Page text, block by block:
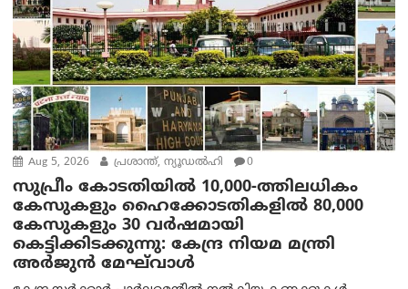
Aug 5, 2026 പ്രശാന്ത്, ന്യൂഡല്‍ഹി 0
സുപ്രീം കോടതിയിൽ 10,000-ത്തിലധികം
കേസുകളും ഹൈക്കോടതികളിൽ 80,000
കേസുകളും 30 വർഷമായി
കെട്ടിക്കിടക്കുന്നു: കേന്ദ്ര നിയമ മന്ത്രി
അര്‍ജുന്‍ മേഘ്‌വാള്‍